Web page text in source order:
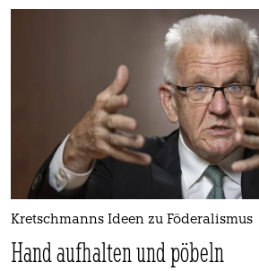
Kretschmanns Ideen zu Föderalismus
Hand aufhalten und pöbeln